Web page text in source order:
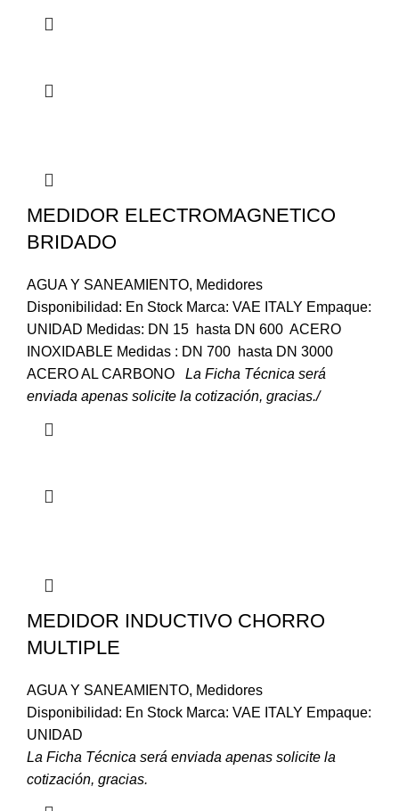
MEDIDOR ELECTROMAGNETICO
BRIDADO
AGUA Y SANEAMIENTO, Medidores
Disponibilidad: En Stock Marca: VAE ITALY Empaque:
UNIDAD Medidas: DN 15 hasta DN 600 ACERO
INOXIDABLE Medidas : DN 700 hasta DN 3000
ACERO AL CARBONO La Ficha Técnica será
enviada apenas solicite la cotización, gracias./
MEDIDOR INDUCTIVO CHORRO
MULTIPLE
AGUA Y SANEAMIENTO, Medidores
Disponibilidad: En Stock Marca: VAE ITALY Empaque:
UNIDAD
La Ficha Técnica será enviada apenas solicite la
cotización, gracias.